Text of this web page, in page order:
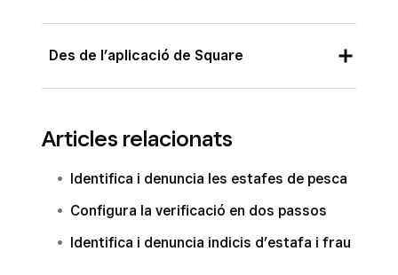
Ves asquareup.com/password
instruccions.
rebre un missatge amb l’assumpte
«Restableix la contrasenya de Square».
Obre’l i seleccionaRestableix la
Des de l’aplicació de Square
pantalla d’inici de sessió.
Introdueix l’adreça electrònica associada al
instruccions.
Revisa el correu electrònic: hauries de
Articles relacionats
Identifica i denuncia les estafes de pesca
Configura la verificació en dos passos
Identifica i denuncia indicis d’estafa i frau